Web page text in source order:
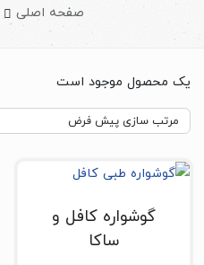
صفحه اصلی
یک محصول موجود است
گوشواره کافل و
ساکا